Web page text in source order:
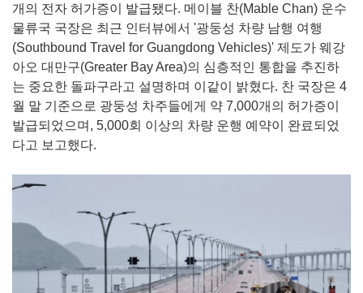
개의 전자 허가증이 발급됐다. 메이블 찬(Mable Chan) 운수
물류국 국장은 최근 인터뷰에서 '광둥성 차량 남행 여행
(Southbound Travel for Guangdong Vehicles)' 제도가 웨강
아오 대만구(Greater Bay Area)의 심층적인 통합을 추진하
는 중요한 돌파구라고 설명하며 이같이 밝혔다. 찬 국장은 4
월 말 기준으로 광둥성 차주들에게 약 7,000개의 허가증이
발급되었으며, 5,000회 이상의 차량 운행 예약이 완료되었
다고 보고했다.